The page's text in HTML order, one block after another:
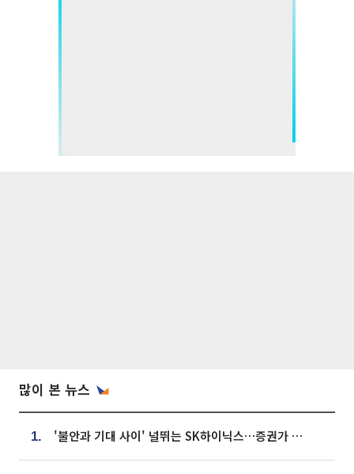
많이 본 뉴스
1. '불안과 기대 사이' 널뛰는 SK하이닉스…증권가 "HBM4·LTA 기반 펀터멘털 견고"